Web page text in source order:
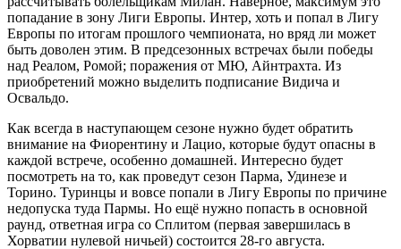
попадание в зону Лиги Европы. Интер, хоть и попал в Лигу
Европы по итогам прошлого чемпионата, но вряд ли может
быть доволен этим. В предсезонных встречах были победы
над Реалом, Ромой; поражения от МЮ, Айнтрахта. Из
приобретений можно выделить подписание Видича и
Освальдо.
Как всегда в наступающем сезоне нужно будет обратить
внимание на Фиорентину и Лацио, которые будут опасны в
каждой встрече, особенно домашней. Интересно будет
посмотреть на то, как проведут сезон Парма, Удинезе и
Торино. Туринцы и вовсе попали в Лигу Европы по причине
недопуска туда Пармы. Но ещё нужно попасть в основной
раунд, ответная игра со Сплитом (первая завершилась в
Хорватии нулевой ничьей) состоится 28-го августа.